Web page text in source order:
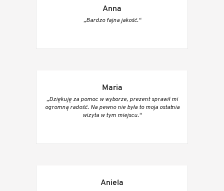
Anna
„Bardzo fajna jakość.“
Maria
„Dziękuję za pomoc w wyborze, prezent sprawił mi
ogromną radość. Na pewno nie była to moja ostatnia
wizyta w tym miejscu.“
Aniela